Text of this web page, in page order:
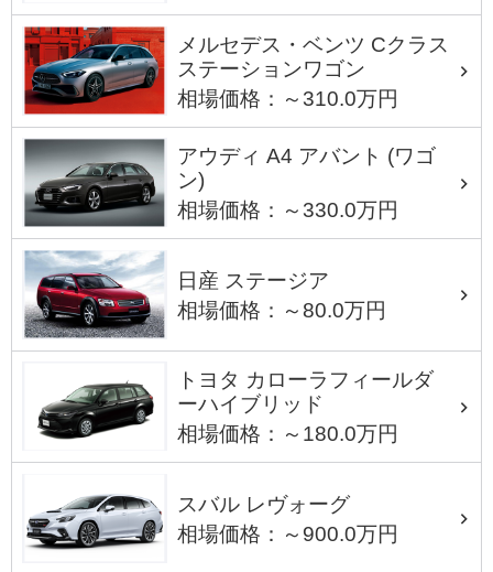
メルセデス・ベンツ Cクラス
ステーションワゴン
相場価格：～310.0万円
アウディ A4 アバント (ワゴ
ン)
相場価格：～330.0万円
日産 ステージア
相場価格：～80.0万円
トヨタ カローラフィールダ
ーハイブリッド
相場価格：～180.0万円
スバル レヴォーグ
相場価格：～900.0万円